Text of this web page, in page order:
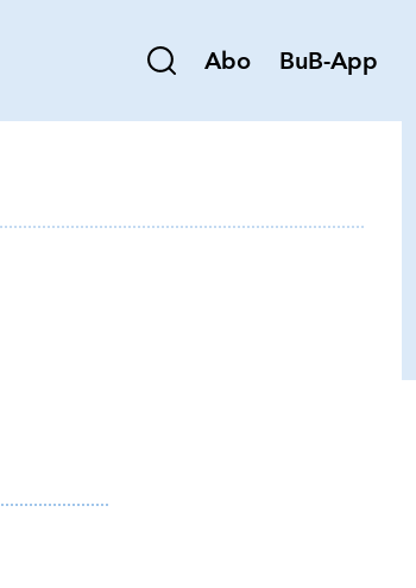
Abo BuB-App